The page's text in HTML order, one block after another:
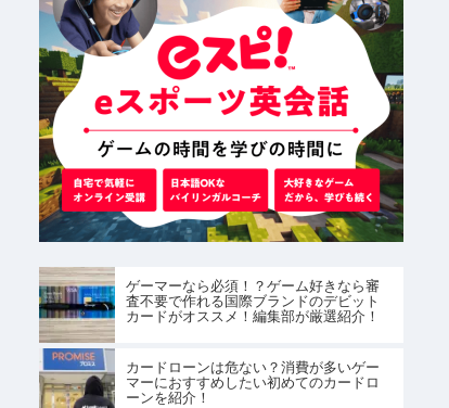
ゲーマーなら必須！？ゲーム好きなら審
査不要で作れる国際ブランドのデビット
カードがオススメ！編集部が厳選紹介！
カードローンは危ない？消費が多いゲー
マーにおすすめしたい初めてのカードロ
ーンを紹介！